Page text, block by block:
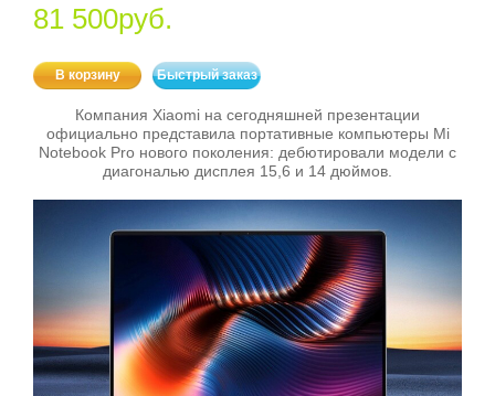
81 500руб.
В корзину Быстрый заказ
Компания Xiaomi на сегодняшней презентации
официально представила портативные компьютеры Mi
Notebook Pro нового поколения: дебютировали модели с
диагональю дисплея 15,6 и 14 дюймов.